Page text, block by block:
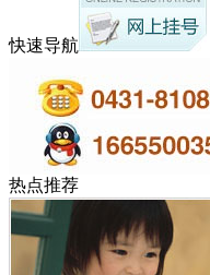
快速导航
热点推荐